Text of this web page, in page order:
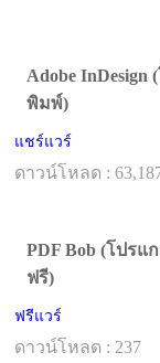
Adobe
พิมพ์)
แชร์แวร์
ดาวน์โหลด :
PDF Bob (โปรแ
ฟรี)
ฟรีแวร์
ดาวน์โหลด : 237